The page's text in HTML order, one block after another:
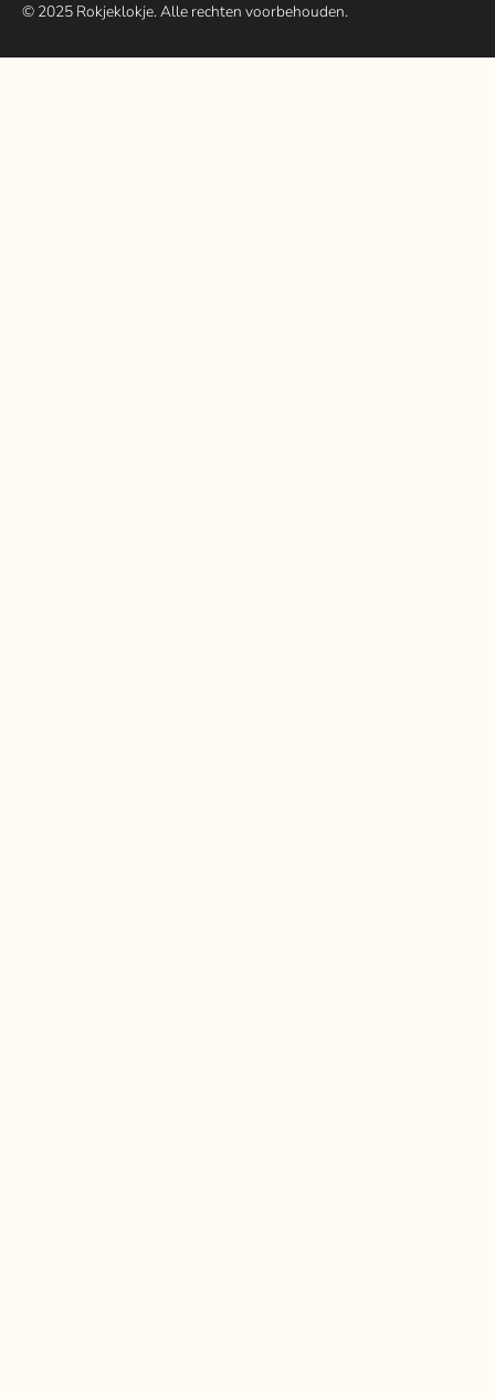
© 2025Rokjeklokje. Alle rechten voorbehouden.